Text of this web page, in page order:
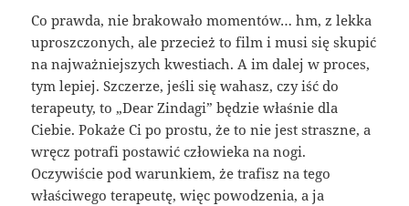
Co prawda, nie brakowało momentów… hm, z lekka
uproszczonych, ale przecież to film i musi się skupić
na najważniejszych kwestiach. A im dalej w proces,
tym lepiej. Szczerze, jeśli się wahasz, czy iść do
terapeuty, to „Dear Zindagi” będzie właśnie dla
Ciebie. Pokaże Ci po prostu, że to nie jest straszne, a
wręcz potrafi postawić człowieka na nogi.
Oczywiście pod warunkiem, że trafisz na tego
właściwego terapeutę, więc powodzenia, a ja